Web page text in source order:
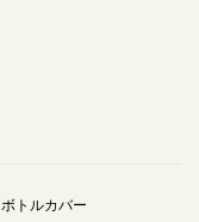
ボトルカバー